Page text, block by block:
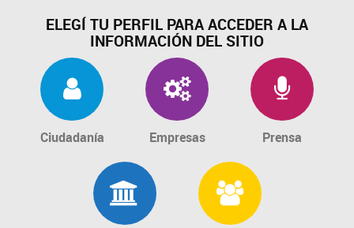
ELEGÍ TU PERFIL PARA ACCEDER A LA
INFORMACIÓN DEL SITIO
Ciudadanía Empresas Prensa